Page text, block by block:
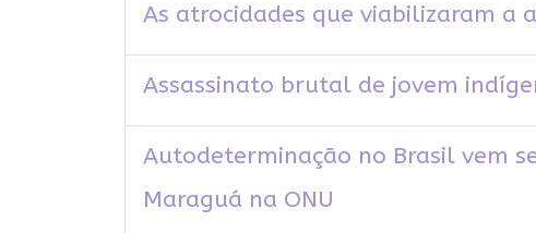
As atrocidades que viabilizaram a
Assassinato brutal de jovem
Autodeterminação no Brasil vem
Maraguá na ONU